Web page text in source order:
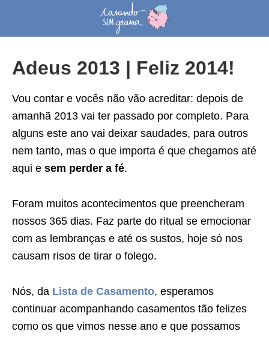
Adeus 2013 | Feliz 2014!
Vou contar e vocês não vão acreditar: depois de
amanhã 2013 vai ter passado por completo. Para
alguns este ano vai deixar saudades, para outros
nem tanto, mas o que importa é que chegamos até
aqui e sem perder a fé.
Foram muitos acontecimentos que preencheram
nossos 365 dias. Faz parte do ritual se emocionar
com as lembranças e até os sustos, hoje só nos
causam risos de tirar o folego.
Nós, da Lista de Casamento, esperamos
continuar acompanhando casamentos tão felizes
como os que vimos nesse ano e que possamos